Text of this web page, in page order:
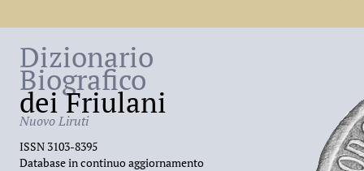
Dizionario
Biografico
dei Friulani
Nuovo Liruti
ISSN 3103-8395
Database in continuo aggiornamento